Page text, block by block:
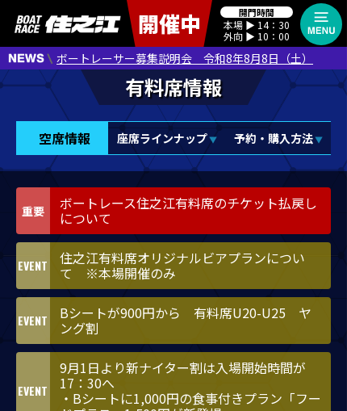
開門時間
本場 ▶︎ 14：30
外向 ▶︎ 10：00
開催中
ボートレーサー募集説明会 令和8年8月8日（土）
空席情報 座席ラインナップ 予約・購入方法
ボートレース住之江有料席のチケット払戻し
について
住之江有料席オリジナルビアプランについ
て ※本場開催のみ
Bシートが900円から 有料席U20-U25 ヤ
ング割
9月1日より新ナイター割は入場開始時間が
17：30へ
・Bシートに1,000円の食事付きプラン「フー